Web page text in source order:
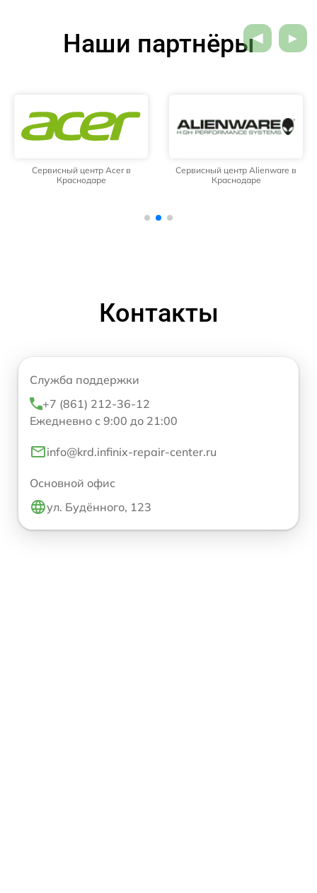
Наши партнёры
Сервисный центр Acer в
Краснодаре
Сервисный центр Alienware в
Краснодаре
Контакты
Служба поддержки
+7 (861) 212-36-12
Ежедневно с 9:00 до 21:00
info@krd.infinix-repair-center.ru
Основной офис
ул. Будённого, 123